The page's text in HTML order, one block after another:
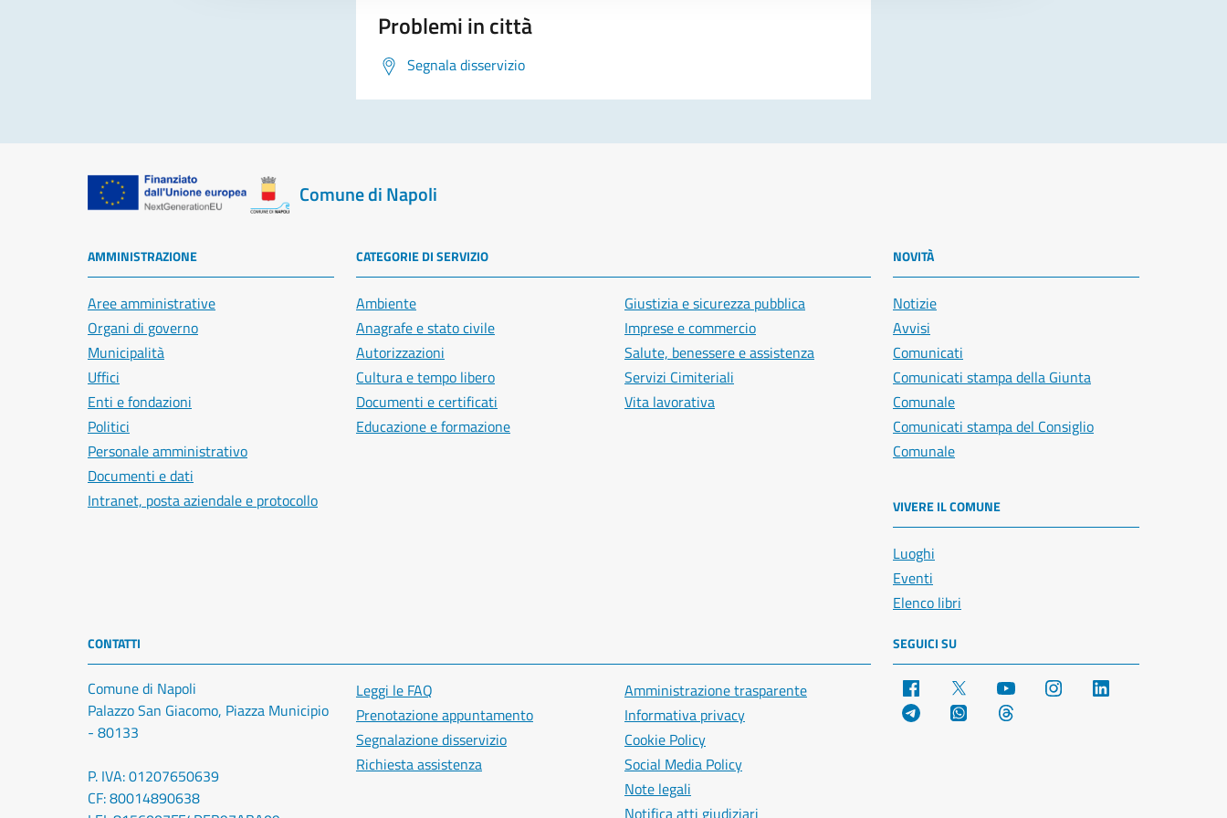
Problemi in città
Segnala disservizio
Comune di Napoli
AMMINISTRAZIONE
Aree amministrative
Organi di governo
Municipalità
Uffici
Enti e fondazioni
Politici
Personale amministrativo
Documenti e dati
Intranet, posta aziendale e protocollo
CATEGORIE DI SERVIZIO
Ambiente
Anagrafe e stato civile
Autorizzazioni
Cultura e tempo libero
Documenti e certificati
Educazione e formazione
Giustizia e sicurezza pubblica
Imprese e commercio
Salute, benessere e assistenza
Servizi Cimiteriali
Vita lavorativa
NOVITÀ
Notizie
Avvisi
Comunicati
Comunicati stampa della Giunta
Comunale
Comunicati stampa del Consiglio
Comunale
VIVERE IL COMUNE
Luoghi
Eventi
Elenco libri
CONTATTI
Comune di Napoli
Palazzo San Giacomo, Piazza Municipio
- 80133
P. IVA: 01207650639
CF: 80014890638
Leggi le FAQ
Prenotazione appuntamento
Segnalazione disservizio
Richiesta assistenza
Amministrazione trasparente
Informativa privacy
Cookie Policy
Social Media Policy
Note legali
SEGUICI SU
Facebook YouTube Instagram
Telegram WhatsApp